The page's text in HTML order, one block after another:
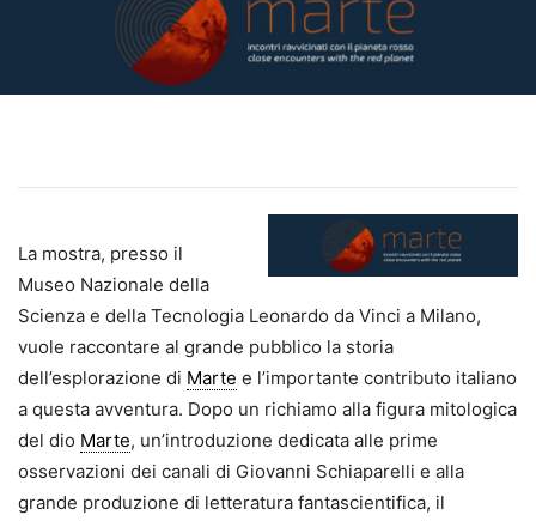
La mostra, presso il
Museo Nazionale della
Scienza e della Tecnologia Leonardo da Vinci a Milano,
vuole raccontare al grande pubblico la storia
dell’esplorazione di Marte e l’importante contributo italiano
a questa avventura. Dopo un richiamo alla figura mitologica
del dio Marte, un’introduzione dedicata alle prime
osservazioni dei canali di Giovanni Schiaparelli e alla
grande produzione di letteratura fantascientifica, il